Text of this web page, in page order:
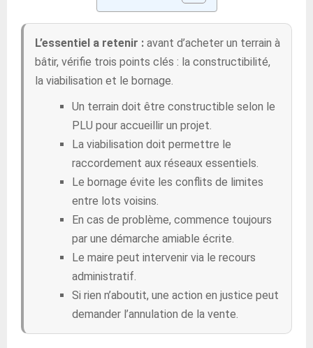
L’essentiel a retenir : avant d’acheter un terrain à
bâtir, vérifie trois points clés : la constructibilité,
la viabilisation et le bornage.
Un terrain doit être constructible selon le
PLU pour accueillir un projet.
La viabilisation doit permettre le
raccordement aux réseaux essentiels.
Le bornage évite les conflits de limites
entre lots voisins.
En cas de problème, commence toujours
par une démarche amiable écrite.
Le maire peut intervenir via le recours
administratif.
Si rien n’aboutit, une action en justice peut
demander l’annulation de la vente.